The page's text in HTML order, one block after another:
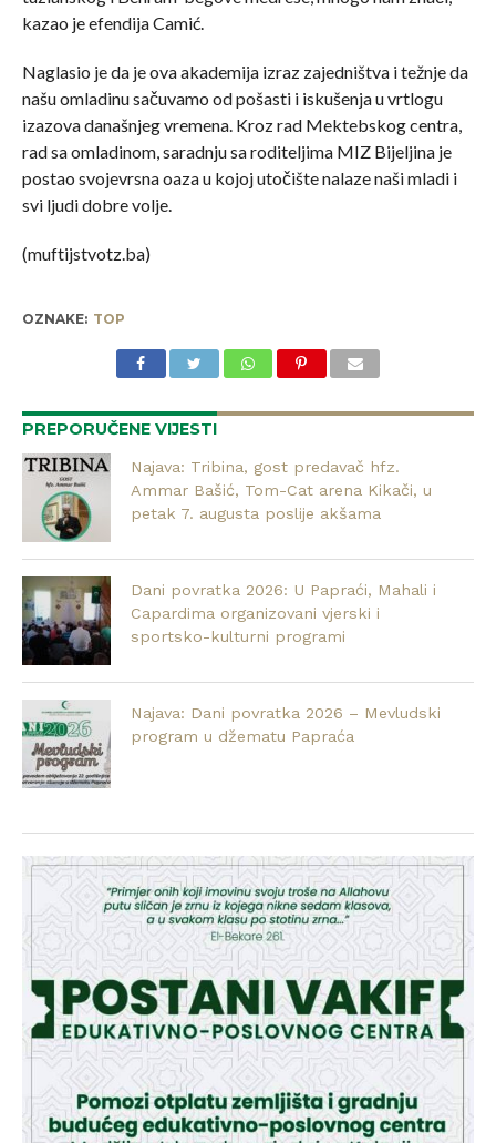
kazao je efendija Camić.
Naglasio je da je ova akademija izraz zajedništva i težnje da
našu omladinu sačuvamo od pošasti i iskušenja u vrtlogu
izazova današnjeg vremena. Kroz rad Mektebskog centra,
rad sa omladinom, saradnju sa roditeljima MIZ Bijeljina je
postao svojevrsna oaza u kojoj utočište nalaze naši mladi i
svi ljudi dobre volje.
(muftijstvotz.ba)
OZNAKE: TOP
PREPORUČENE VIJESTI
Najava: Tribina, gost predavač hfz.
Ammar Bašić, Tom-Cat arena Kikači, u
petak 7. augusta poslije akšama
Dani povratka 2026: U Papraći, Mahali i
Capardima organizovani vjerski i
sportsko-kulturni programi
Najava: Dani povratka 2026 – Mevludski
program u džematu Papraća